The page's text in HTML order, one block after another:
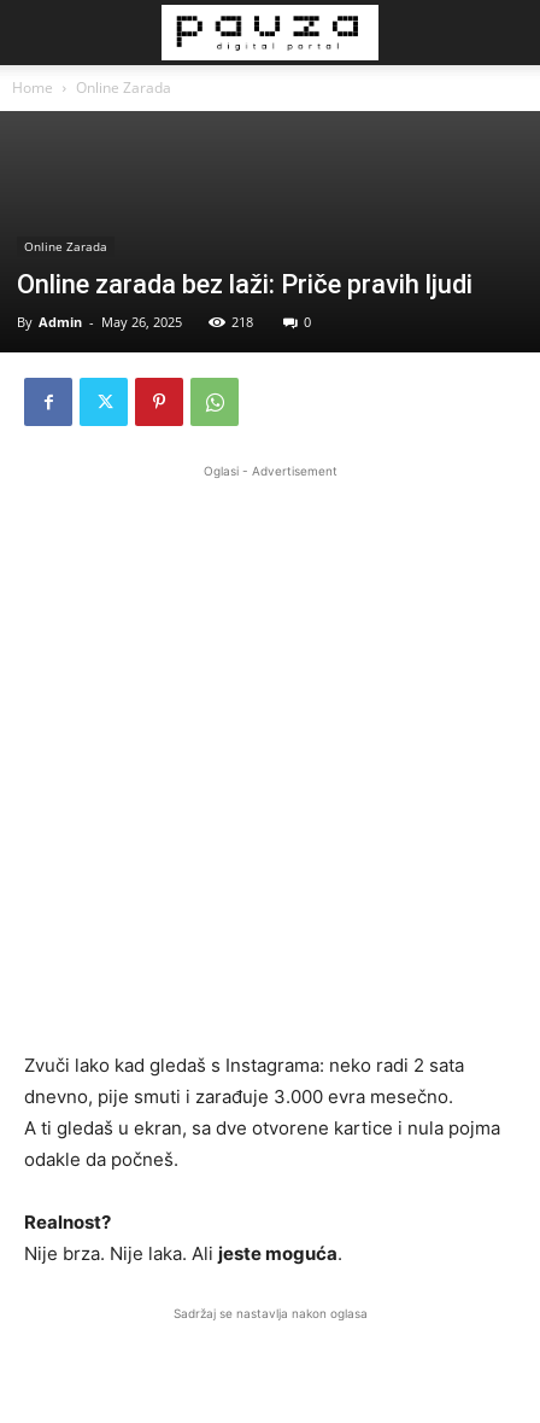
Home Online Zarada
Online Zarada
Online zarada bez laži: Priče pravih ljudi
By Admin - May 26, 2025 218 0
Oglasi - Advertisement
Zvuči lako kad gledaš s Instagrama: neko radi 2 sata
dnevno, pije smuti i zarađuje 3.000 evra mesečno.
A ti gledaš u ekran, sa dve otvorene kartice i nula pojma
odakle da počneš.
Realnost?
Nije brza. Nije laka. Ali jeste moguća.
Sadržaj se nastavlja nakon oglasa